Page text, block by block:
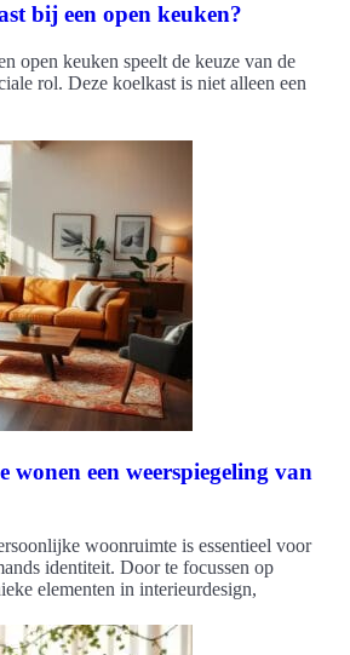
bij een open keuken?
open keuken speelt de keuze van de
rol. Deze koelkast is niet alleen een
wonen een weerspiegeling van
woonruimte is essentieel voor
identiteit. Door te focussen op
elementen in interieurdesign,